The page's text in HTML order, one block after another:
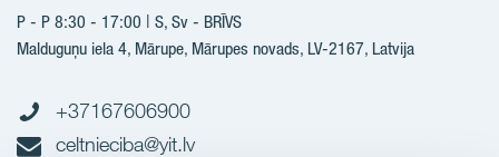
YIT Plus
Kontakti
Jaunie projekti
Realizētie projekti
P - P 8:30 - 17:00 | S, Sv - BRĪVS
Malduguņu iela 4, Mārupe, Mārupes novads, LV-2167, Latvija
+37167606900
celtnieciba@yit.lv